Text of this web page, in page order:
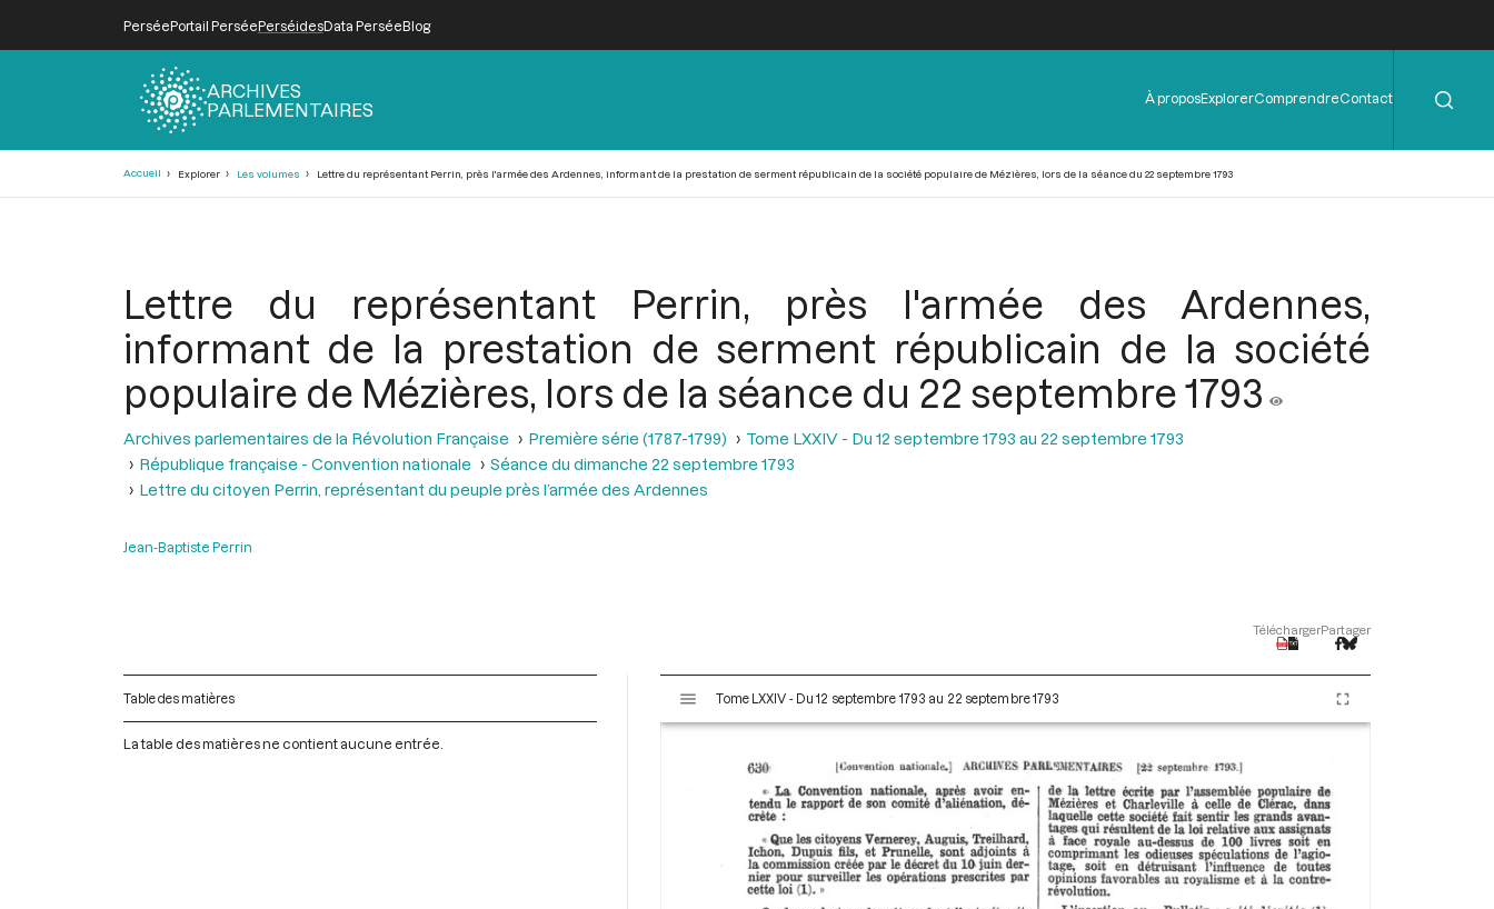
PerséePortail PerséePerséidesData PerséeBlog
ARCHIVES
PARLEMENTAIRES
Menu
de
À proposExplorerComprendreContact
Accueil Explorer Les volumes Lettre du représentant Perrin, près l'armée des Ardennes, informant de la prestation de serment républicain de la société populaire de Mézières, lors de la séance du 22 septembre 1793
Lettre du représentant Perrin, près l'armée des Ardennes,
informant de la prestation de serment républicain de la société
populaire de Mézières, lors de la séance du 22 septembre 1793
Archives parlementaires de la Révolution Française Première série (1787-1799)
Tome LXXIV - Du 12 septembre 1793 au 22 septembre 1793
République française - Convention nationale
Séance du dimanche 22 septembre 1793
Lettre du citoyen Perrin, représentant du peuple près l’armée des Ardennes
Jean-Baptiste Perrin
TéléchargerPartager
Table des matières
La table des matières ne contient aucune entrée.
s
Tome LXXIV - Du 12 septembre 1793 au 22 septembre 1793